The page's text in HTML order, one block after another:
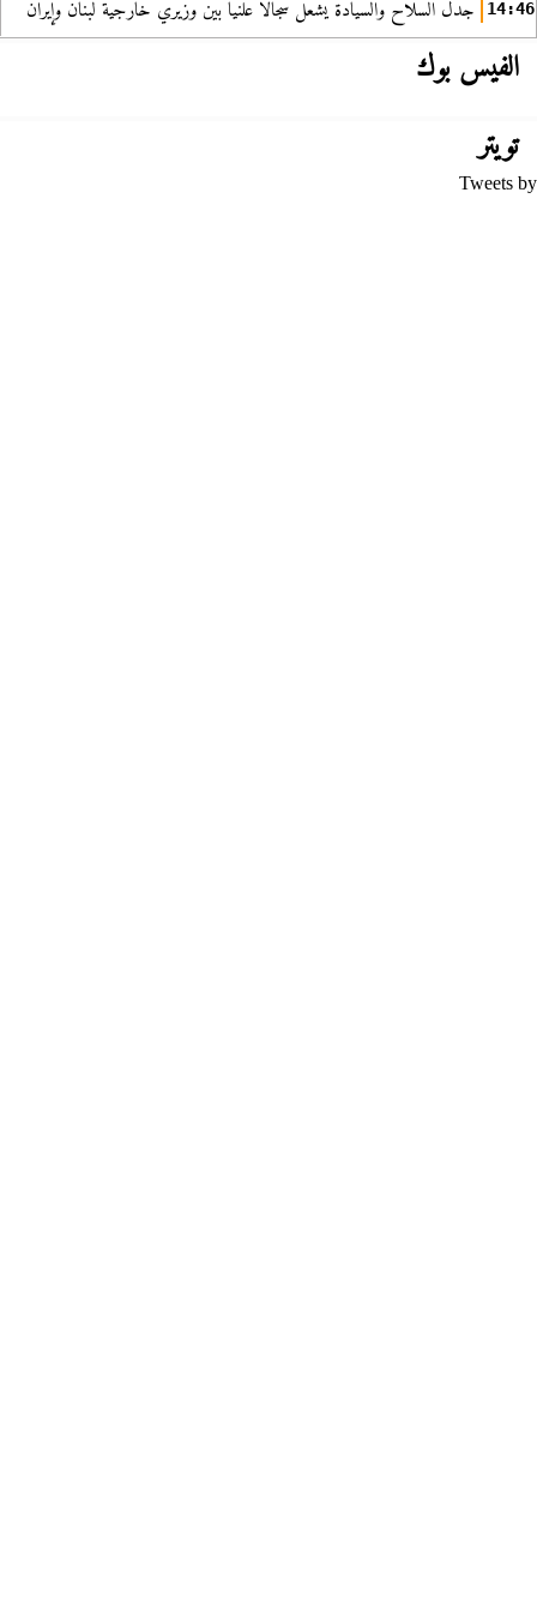
14:46 جدل السلاح والسيادة يشعل سجالا علنيا بين وزيري خارجية لبنان وإيران
الفيس بوك
تويتر
Tweets by